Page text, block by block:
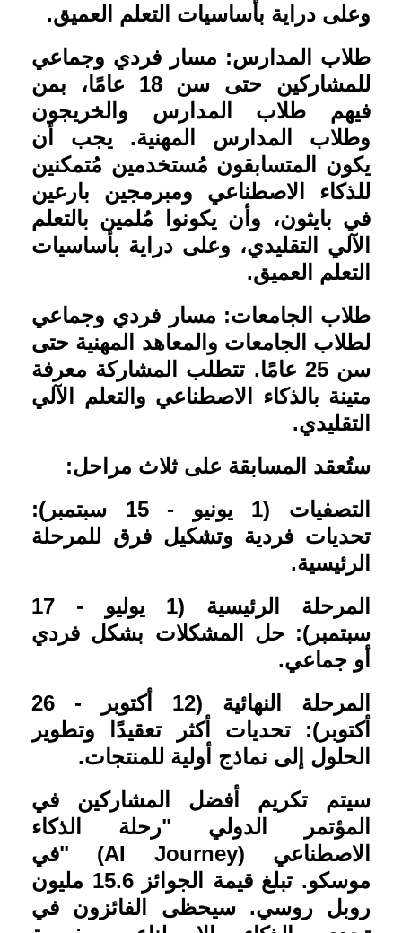
وعلى دراية بأساسيات التعلم العميق.
طلاب المدارس: مسار فردي وجماعي
للمشاركين حتى سن 18 عامًا، بمن
فيهم طلاب المدارس والخريجون
وطلاب المدارس المهنية. يجب أن
يكون المتسابقون مُستخدمين مُتمكنين
للذكاء الاصطناعي ومبرمجين بارعين
في بايثون، وأن يكونوا مُلمين بالتعلم
الآلي التقليدي، وعلى دراية بأساسيات
التعلم العميق.
طلاب الجامعات: مسار فردي وجماعي
لطلاب الجامعات والمعاهد المهنية حتى
سن 25 عامًا. تتطلب المشاركة معرفة
متينة بالذكاء الاصطناعي والتعلم الآلي
التقليدي.
ستُعقد المسابقة على ثلاث مراحل:
التصفيات (1 يونيو - 15 سبتمبر):
تحديات فردية وتشكيل فرق للمرحلة
الرئيسية.
المرحلة الرئيسية (1 يوليو - 17
سبتمبر): حل المشكلات بشكل فردي
أو جماعي.
المرحلة النهائية (12 أكتوبر - 26
أكتوبر): تحديات أكثر تعقيدًا وتطوير
الحلول إلى نماذج أولية للمنتجات.
سيتم تكريم أفضل المشاركين في
المؤتمر الدولي "رحلة الذكاء
الاصطناعي " (AI Journey)في
موسكو. تبلغ قيمة الجوائز 15.6 مليون
روبل روسي. سيحظى الفائزون في